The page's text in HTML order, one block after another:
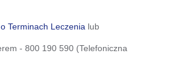
Terminach Leczenia lub
- 800 190 590 (Telefoniczna